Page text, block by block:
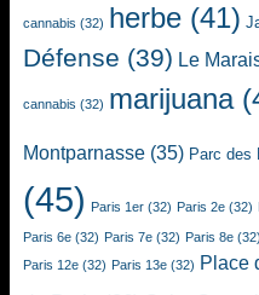
cannabis (32) herbe (41)
Défense (39) Le
cannabis (32) marijuana
Montparnasse (35) Parc des
(45) Paris 1er (32) Paris 2e (32)
Paris 6e (32) Paris 7e (32) Paris 8e (32)
Paris 12e (32) Paris 13e (32) Place